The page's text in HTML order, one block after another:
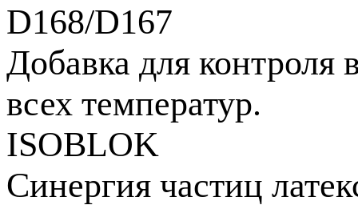
D168/D167
Добавка для контроля
всех температур.
ISOBLOK
Синергия частиц